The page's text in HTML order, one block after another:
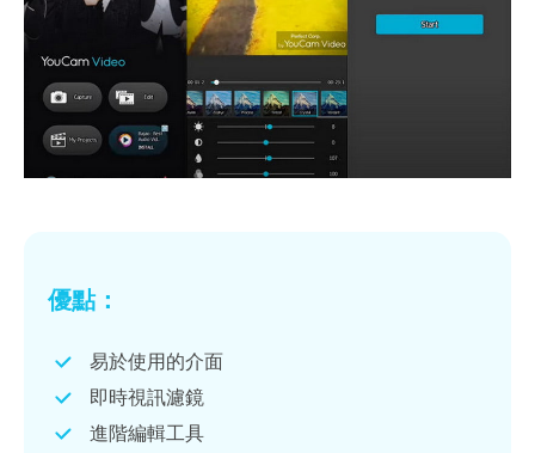
優點：
易於使用的介面
即時視訊濾鏡
進階編輯工具